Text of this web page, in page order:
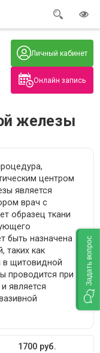
Онлайн запись
Личный кабинет
Телефон:
+7 (914) 579-77-99
Нажмите на номер, чтобы
позвонить
железы
центром
является
врач с
образец ткани
быть назначена
таких как
в щитовидной
проводится при
является
1700 руб.
Задать вопрос